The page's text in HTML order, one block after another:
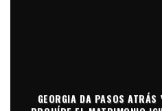
GEORGIA DA PASOS